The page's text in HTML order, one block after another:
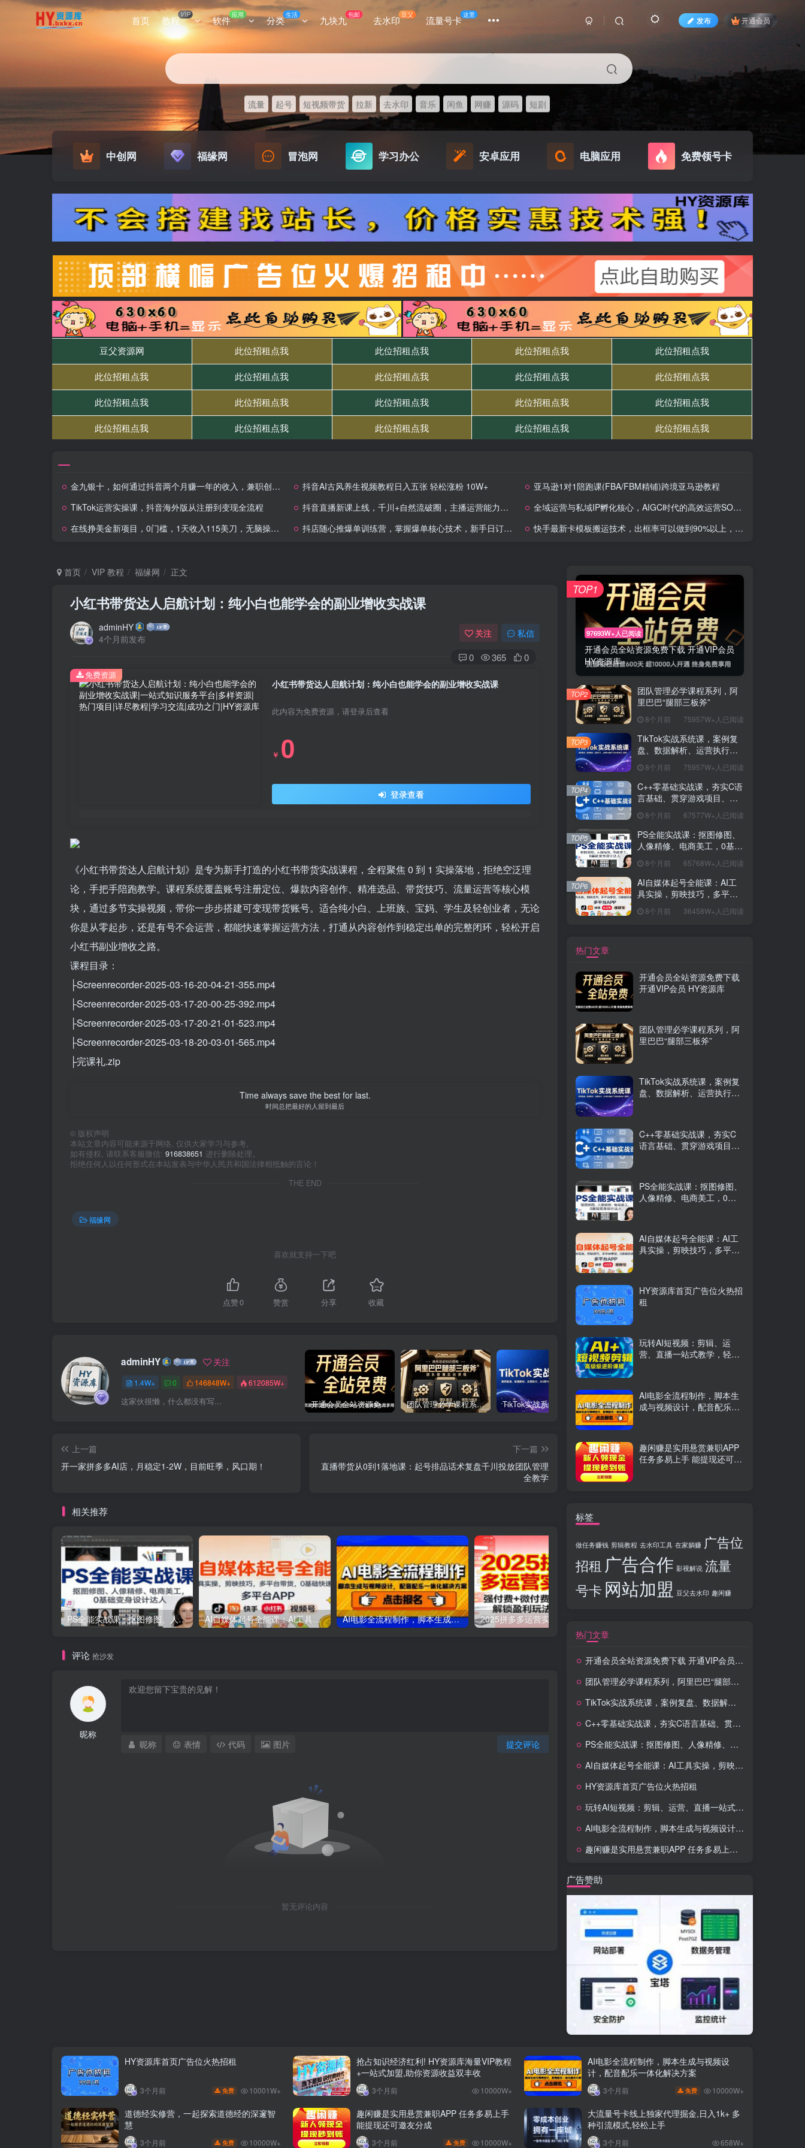
首页 教程VIP 软件 应用 分类生活 九块九包邮 去水印豆父 流量号卡这里
发布 开通会员
流量 起号 短视频带货 拉新 去水印 音乐 闲鱼 网赚 源码 短剧
中创网 福缘网 冒泡网 学习办公 安卓应用 电脑应用 免费领号卡
金九银十，如何通过抖音两个月赚一年的收入，兼职创业闷声赚钱，捡钱时… 抖音AI古风养生视频教程日入五张 轻松涨粉 10W+
亚马逊1对1陪跑课(FBA/FBM精铺)跨境亚马逊教程
TikTok运营实操课，抖音海外版从注册到变现全流程
抖音直播新课上线，千川+自然流破圈，主播运营能力7天速成 (6-7月新课)
全域运营与私域IP孵化核心，AIGC时代的高效运营SOP解决方案
在线挣美金新项目，0门槛，1天收入115美刀，无脑操作，真正被动收入
抖店随心推爆单训练营，掌握爆单核心技术，新手日订单破百单！ 快手最新卡模板搬运技术，出框率可以做到90%以上，可以搬运任何赛道
首页 VIP 教程 福缘网 正文
小红书带货达人启航计划：纯小白也能学会的副业增收实战课
adminHY
4个月前发布
关注 私信
0 365 0
小红书带货达人启航计划：纯小白也能学会的副业增收实战课
此内容为免费资源，请登录后查看
￥ 0
登录查看
免费资源
《小红书带货达人启航计划》是专为新手打造的小红书带货实战课程，全程聚焦 0 到 1 实操落地，拒绝空泛理
论，手把手陪跑教学。课程系统覆盖账号注册定位、爆款内容创作、精准选品、带货技巧、流量运营等核心模
块，通过多节实操视频，带你一步步搭建可变现带货账号。适合纯小白、上班族、宝妈、学生及轻创业者，无论
你是从零起步，还是有号不会运营，都能快速掌握运营方法，打通从内容创作到稳定出单的完整闭环，轻松开启
小红书副业增收之路。
课程目录：
├Screenrecorder-2025-03-16-20-04-21-355.mp4
├Screenrecorder-2025-03-17-20-00-25-392.mp4
├Screenrecorder-2025-03-17-20-21-01-523.mp4
├Screenrecorder-2025-03-18-20-03-01-565.mp4
├完课礼.zip
Time always save the best for last.
时间总把最好的人留到最后
© 版权声明
本站文章内容可能来源于网络, 仅供大家学习与参考,
如有侵权, 请联系客服微信: 916838651 进行删除处理。
拒绝任何人以任何形式在本站发表与中华人民共和国法律相抵触的言论！
THE END
福缘网
喜欢就支持一下吧
点赞0 赞赏 分享 收藏
adminHY 关注
1.4W+ 0 146848W+ 612085W+
这家伙很懒，什么都没有写... 开通会员全站资源免费下载 开通VIP会员 HY资源库 团队管理必学课程系列，阿里巴巴“腿部三板斧” TikTok实战系统课，案例复盘、数据解析、运营执行，从0到1构建千万级电商体系（更新） C++零基础实战课，夯实C语言基础、贯穿游戏项目、掌握开发思维，学成可挑战月薪15K+岗位
上一篇
开一家拼多多AI店，月稳定1-2W，目前旺季，风口期！
下一篇
直播带货从0到1落地课：起号排品话术复盘千川投放团队管理
全教学
相关推荐
PS全能实战课：抠图修图、人像精修、电商美工，0基础变身设计达人 AI自媒体起号全能课：AI工具实操，剪映技巧，多平台带货，0基础快速变现 AI电影全流程制作，脚本生成与视频设计，配音配乐一体化解决方案
评论 抢沙发
昵称
提交评论
昵称 表情 代码 图片
暂无评论内容
97693W+人已阅读
开通会员全站资源免费下载 开通VIP会员
HY资源库
TOP1
团队管理必学课程系列，阿
里巴巴“腿部三板斧”
8个月前 75957W+人已阅读
TOP2
TikTok实战系统课，案例复
盘、数据解析、运营执行，
（更新）
8个月前 75957W+人已阅读
TOP3
C++零基础实战课，夯实C语
言基础、贯穿游戏项目、掌
薪15K+岗位
8个月前 67577W+人已阅读
TOP4
PS全能实战课：抠图修图、
人像精修、电商美工，0基础
8个月前 65768W+人已阅读
TOP5
AI自媒体起号全能课：AI工
具实操，剪映技巧，多平台
8个月前 36458W+人已阅读
TOP6
热门文章
开通会员全站资源免费下载
开通VIP会员 HY资源库
团队管理必学课程系列，阿
里巴巴“腿部三板斧”
TikTok实战系统课，案例复
盘、数据解析、运营执行，
C++零基础实战课，夯实C
语言基础、贯穿游戏项目、
PS全能实战课：抠图修图、
人像精修、电商美工，0基
AI自媒体起号全能课：AI工
具实操，剪映技巧，多平台
HY资源库首页广告位火热招
租
玩转AI短视频：剪辑、运
营、直播一站式教学，轻松
AI电影全流程制作，脚本生
成与视频设计，配音配乐一
趣闲赚是实用悬赏兼职APP
任务多易上手 能提现还可邀
标签
做任务赚钱 剪辑教程 去水印工具 在家躺赚 广告位
招租 广告合作 影视解说 流量
号卡 网站加盟 豆父去水印 趣闲赚
热门文章
开通会员全站资源免费下载 开通VIP会员 HY资源库
团队管理必学课程系列，阿里巴巴“腿部三板斧”
TikTok实战系统课，案例复盘、数据解析、运营执行，从0到1构建千万级电商体系（更新）
C++零基础实战课，夯实C语言基础、贯穿游戏项目、掌握开发思维，学成可挑战月薪15K+岗位
PS全能实战课：抠图修图、人像精修、电商美工，0基础变身设计达人
AI自媒体起号全能课：AI工具实操，剪映技巧，多平台带货，0基础快速变现
HY资源库首页广告位火热招租
玩转AI短视频：剪辑、运营、直播一站式教学，轻松打造流量神话
AI电影全流程制作，脚本生成与视频设计，配音配乐一体化解决方案
趣闲赚是实用悬赏兼职APP 任务多易上手 能提现还可邀友分成
广告赞助
HY资源库首页广告位火热招租
3个月前 免费 10001W+
抢占知识经济红利! HY资源库海量VIP教程
+一站式加盟,助你资源收益双丰收
3个月前 10000W+
AI电影全流程制作，脚本生成与视频设
计，配音配乐一体化解决方案
3个月前 免费 10000W+
道德经实修营，一起探索道德经的深邃智
慧
3个月前 免费 10000W+
趣闲赚是实用悬赏兼职APP 任务多易上手
能提现还可邀友分成
3个月前 免费 10000W+
大流量号卡线上独家代理掘金,日入1k+ 多
种引流模式,轻松上手
3个月前 658W+